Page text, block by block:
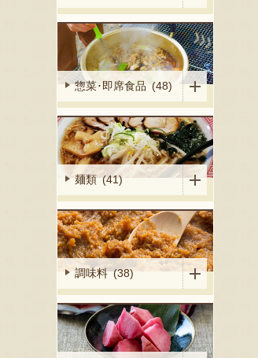
惣菜･即席食品 (48)
麺類 (41)
調味料 (38)